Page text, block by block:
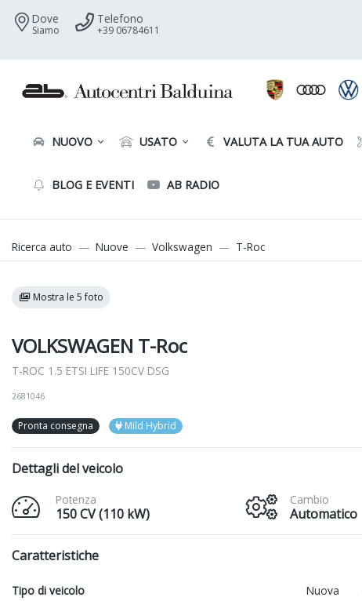
Dove
Siamo
Telefono
+39 06784611
NUOVO USATO VALUTA LA TUA AUTO
BLOG E EVENTI AB RADIO
Ricerca auto Nuove Volkswagen T-Roc
Mostra le 5 foto
VOLKSWAGEN T-Roc
T-ROC 1.5 ETSI LIFE 150CV DSG
2681046
Pronta consegna Mild Hybrid
Dettagli del veicolo
Potenza
150 CV (110 kW)
Cambio
Automatico
Caratteristiche
Tipo di veicolo Nuova